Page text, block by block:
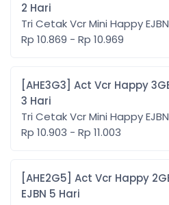
2 Hari
Tri Cetak Vcr Mini Happy EJBN
Rp 10.869 - Rp 10.969
[AHE3G3] Act Vcr Happy 3GB Nat + 1GB Lokal EJBN
3 Hari
Tri Cetak Vcr Mini Happy EJBN
Rp 10.903 - Rp 11.003
[AHE2G5] Act Vcr Happy 2GB Nat + 0,5GB Lokal
EJBN 5 Hari